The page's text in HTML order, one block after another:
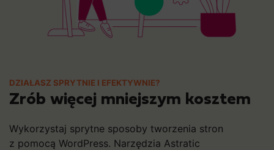
DZIAŁASZ SPRYTNIE I EFEKTYWNIE?
Zrób więcej mniejszym kosztem
Wykorzystaj sprytne sposoby tworzenia stron
z pomocą WordPress. Narzędzia Astratic